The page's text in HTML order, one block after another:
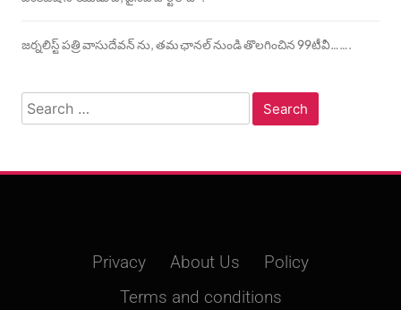
జర్నలిస్ట్ పత్రి వాసుదేవన్ ను, తమ ఛానల్ నుండి తొలగించిన 99టీవీ…….
Search
for:
Privacy About Us
Policy
Terms and conditions